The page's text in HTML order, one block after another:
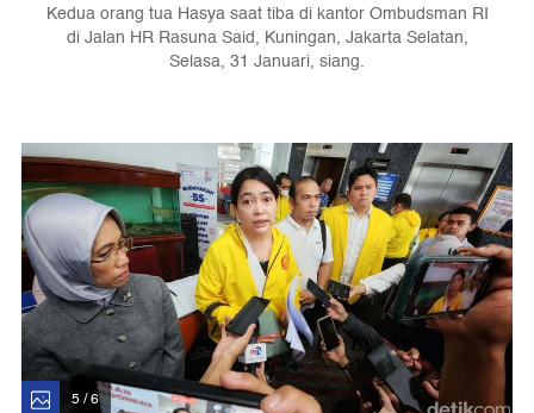
Kedua orang tua Hasya saat tiba di kantor Ombudsman RI
di Jalan HR Rasuna Said, Kuningan, Jakarta Selatan,
Selasa, 31 Januari, siang.
5 / 6